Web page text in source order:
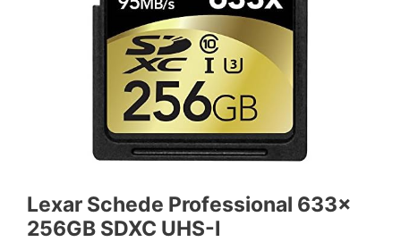
Lexar Schede Professional 633x
256GB SDXC UHS-I